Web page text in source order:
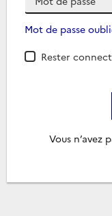
Mot de passe
Rester
Vous n’avez